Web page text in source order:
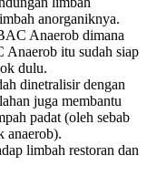
anorganiknya.
Anaerob dimana
itu sudah siap
dulu.
dinetralisir dengan
juga membantu
padat (oleh sebab
anaerob).
limbah restoran dan